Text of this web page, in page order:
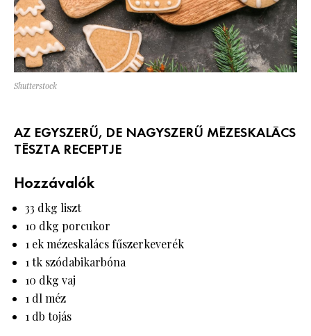
Shutterstock
AZ EGYSZERŰ, DE NAGYSZERŰ MÉZESKALÁCS
TÉSZTA RECEPTJE
Hozzávalók
33 dkg liszt
10 dkg porcukor
1 ek mézeskalács fűszerkeverék
1 tk szódabikarbóna
10 dkg vaj
1 dl méz
1 db tojás